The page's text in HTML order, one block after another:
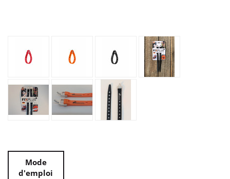
Mode
d'emploi